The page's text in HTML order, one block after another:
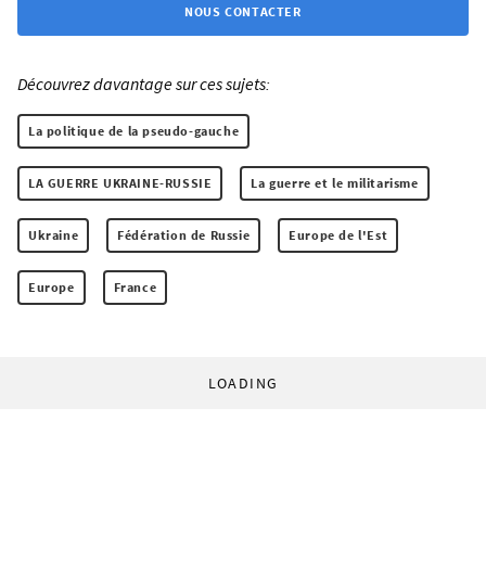
NOUS CONTACTER
Découvrez davantage sur ces sujets:
La politique de la pseudo-gauche
LA GUERRE UKRAINE-RUSSIE La guerre et le militarisme
Ukraine Fédération de Russie Europe de l'Est
Europe France
LOADING